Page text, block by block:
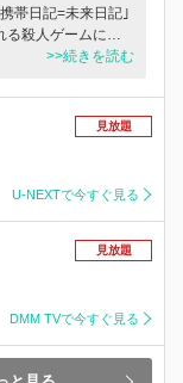
帯日記=未来日記｣
る殺人ゲームに…
>>続きを読む
見放題
U-NEXTで今すぐ見る
見放題
DMM TVで今すぐ見る